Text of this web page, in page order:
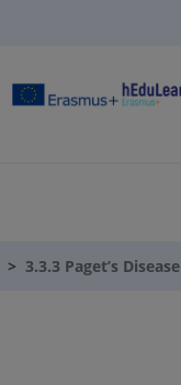
3.3.3 Paget’s Disease